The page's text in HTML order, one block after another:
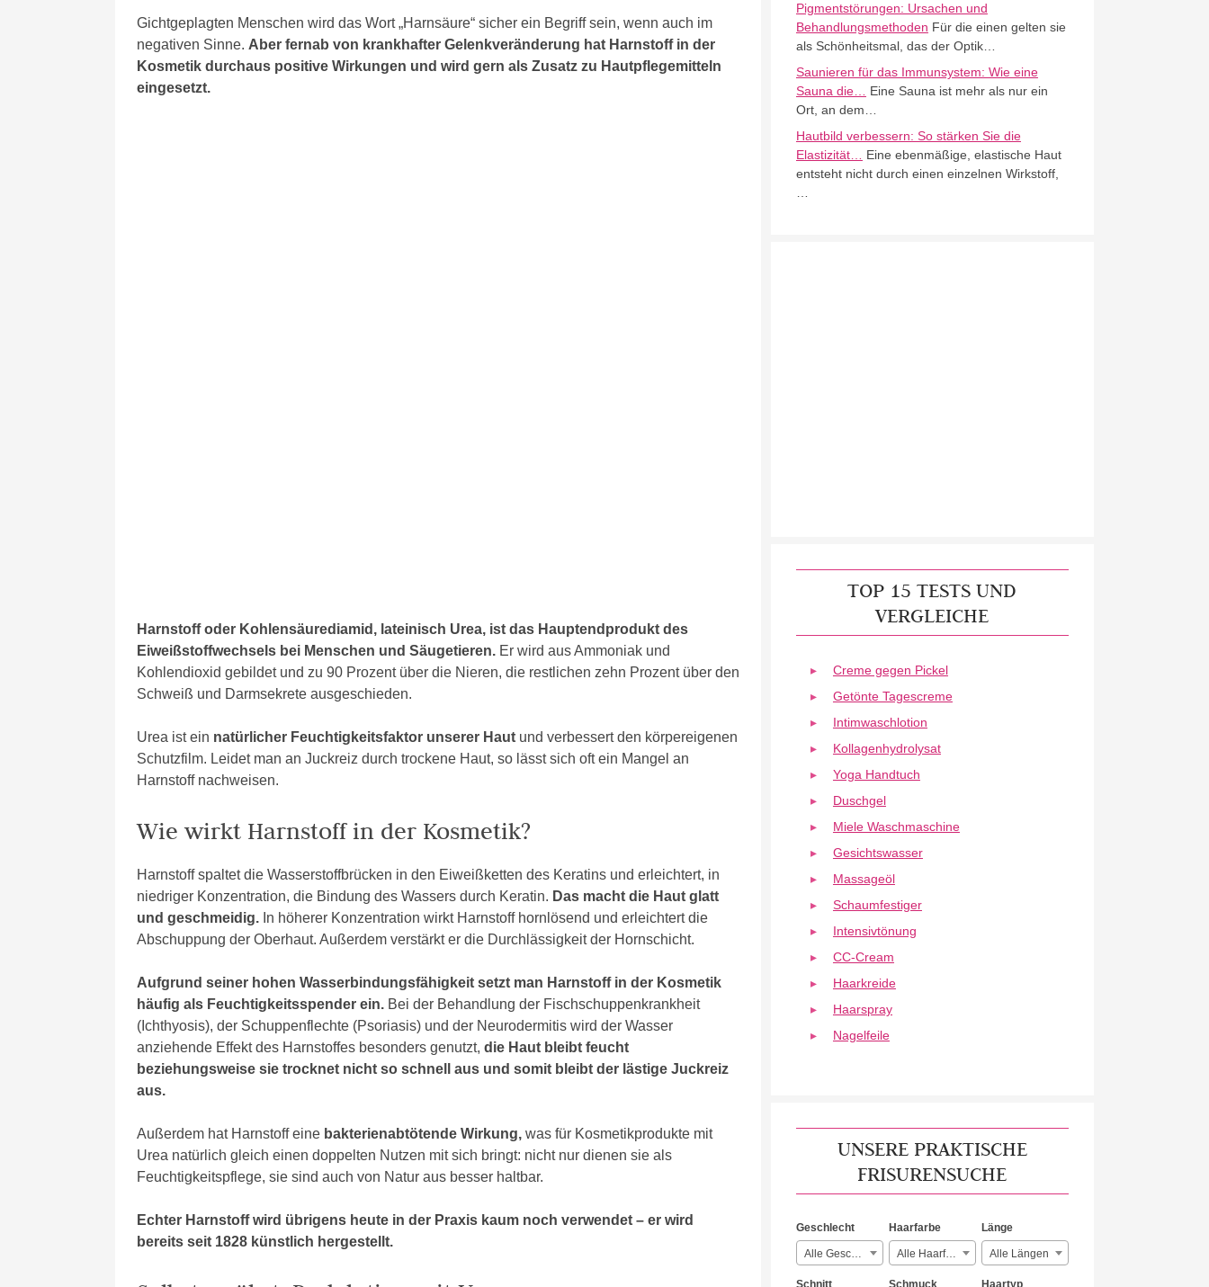
Gichtgeplagten Menschen wird das Wort „Harnsäure“ sicher ein Begriff sein, wenn auch im
negativen Sinne. Aber fernab von krankhafter Gelenkveränderung hat Harnstoff in der
Kosmetik durchaus positive Wirkungen und wird gern als Zusatz zu Hautpflegemitteln
eingesetzt.
Harnstoff oder Kohlensäurediamid, lateinisch Urea, ist das Hauptendprodukt des
Eiweißstoffwechsels bei Menschen und Säugetieren. Er wird aus Ammoniak und
Kohlendioxid gebildet und zu 90 Prozent über die Nieren, die restlichen zehn Prozent über den
Schweiß und Darmsekrete ausgeschieden.
Urea ist ein natürlicher Feuchtigkeitsfaktor unserer Haut und verbessert den körpereigenen
Schutzfilm. Leidet man an Juckreiz durch trockene Haut, so lässt sich oft ein Mangel an
Harnstoff nachweisen.
Wie wirkt Harnstoff in der Kosmetik?
Harnstoff spaltet die Wasserstoffbrücken in den Eiweißketten des Keratins und erleichtert, in
niedriger Konzentration, die Bindung des Wassers durch Keratin. Das macht die Haut glatt
und geschmeidig. In höherer Konzentration wirkt Harnstoff hornlösend und erleichtert die
Abschuppung der Oberhaut. Außerdem verstärkt er die Durchlässigkeit der Hornschicht.
Aufgrund seiner hohen Wasserbindungsfähigkeit setzt man Harnstoff in der Kosmetik
häufig als Feuchtigkeitsspender ein. Bei der Behandlung der Fischschuppenkrankheit
(Ichthyosis), der Schuppenflechte (Psoriasis) und der Neurodermitis wird der Wasser
anziehende Effekt des Harnstoffes besonders genutzt, die Haut bleibt feucht
beziehungsweise sie trocknet nicht so schnell aus und somit bleibt der lästige Juckreiz
aus.
Außerdem hat Harnstoff eine bakterienabtötende Wirkung, was für Kosmetikprodukte mit
Urea natürlich gleich einen doppelten Nutzen mit sich bringt: nicht nur dienen sie als
Feuchtigkeitspflege, sie sind auch von Natur aus besser haltbar.
Echter Harnstoff wird übrigens heute in der Praxis kaum noch verwendet – er wird
bereits seit 1828 künstlich hergestellt.
Pigmentstörungen: Ursachen und
Behandlungsmethoden Für die einen gelten sie
als Schönheitsmal, das der Optik…
Saunieren für das Immunsystem: Wie eine
Sauna die…
Eine Sauna ist mehr als nur ein
Ort, an dem…
Hautbild verbessern: So stärken Sie die
Elastizität…
Eine ebenmäßige, elastische Haut
entsteht nicht durch einen einzelnen Wirkstoff,
TOP 15 TESTS UND
VERGLEICHE
Creme gegen Pickel
Getönte Tagescreme
Intimwaschlotion
Kollagenhydrolysat
Yoga Handtuch
Duschgel
Miele Waschmaschine
Gesichtswasser
Massageöl
Schaumfestiger
Intensivtönung
CC-Cream
Haarkreide
Haarspray
Nagelfeile
UNSERE PRAKTISCHE
FRISURENSUCHE
Geschlecht
Alle Geschlechter
Haarfarbe
Alle Haarfarben
Länge
Alle Längen
Schnitt Schmuck Haartyp